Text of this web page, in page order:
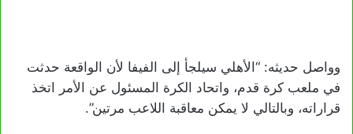
وواصل حديثه: “الأهلي سيلجأ إلى الفيفا لأن الواقعة حدثت
في ملعب كرة قدم، واتحاد الكرة المسئول عن الأمر اتخذ
قراراته، وبالتالي لا يمكن معاقبة اللاعب مرتين”.